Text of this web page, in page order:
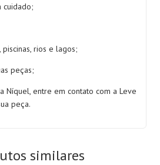
cuidado;
piscinas, rios e lagos;
peças;
Níquel, entre em contato com a Leve
peça.
similares